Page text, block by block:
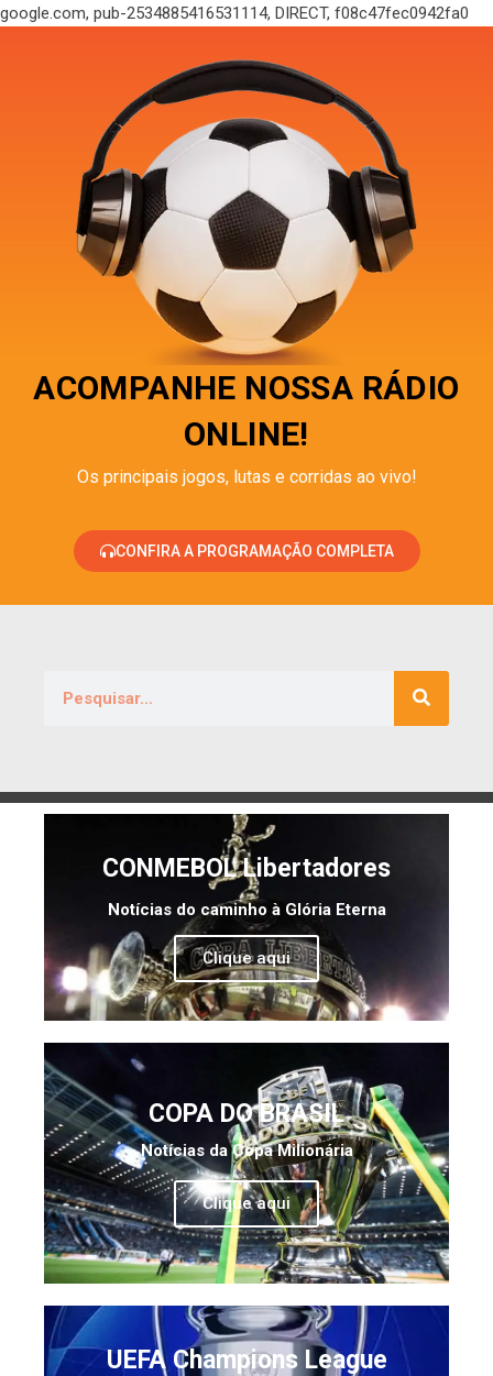
google.com, pub-2534885416531114, DIRECT, f08c47fec0942fa0
ACOMPANHE NOSSA RÁDIO
ONLINE!
Os principais jogos, lutas e corridas ao vivo!
CONFIRA A PROGRAMAÇÃO COMPLETA
CONMEBOL Libertadores
Notícias do caminho à Glória Eterna
Clique aqui
COPA DO BRASIL
Notícias da Copa Milionária
Clique aqui
UEFA Champions League